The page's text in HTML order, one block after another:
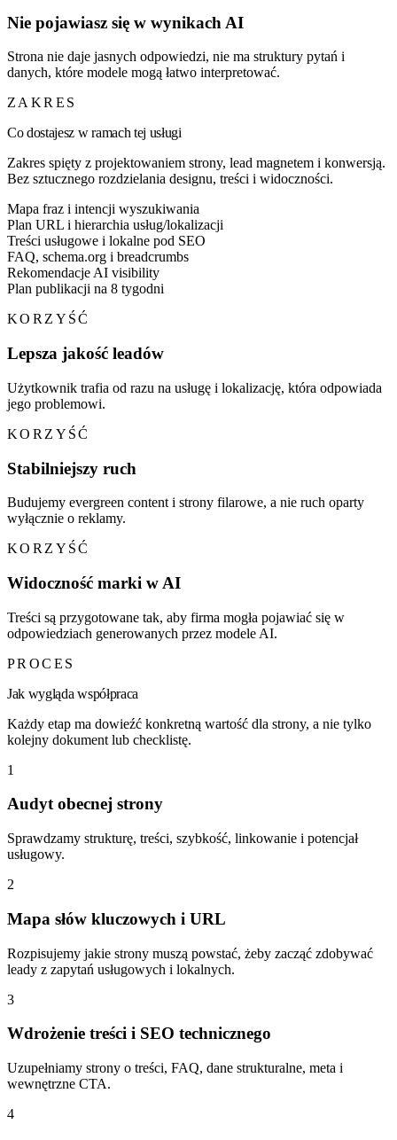
Nie pojawiasz się w wynikach AI
Strona nie daje jasnych odpowiedzi, nie ma struktury pytań i
danych, które modele mogą łatwo interpretować.
ZAKRES
Co dostajesz w ramach tej usługi
Zakres spięty z projektowaniem strony, lead magnetem i konwersją.
Bez sztucznego rozdzielania designu, treści i widoczności.
Mapa fraz i intencji wyszukiwania
Plan URL i hierarchia usług/lokalizacji
Treści usługowe i lokalne pod SEO
FAQ, schema.org i breadcrumbs
Rekomendacje AI visibility
Plan publikacji na 8 tygodni
KORZYŚĆ
Lepsza jakość leadów
Użytkownik trafia od razu na usługę i lokalizację, która odpowiada
jego problemowi.
KORZYŚĆ
Stabilniejszy ruch
Budujemy evergreen content i strony filarowe, a nie ruch oparty
wyłącznie o reklamy.
KORZYŚĆ
Widoczność marki w AI
Treści są przygotowane tak, aby firma mogła pojawiać się w
odpowiedziach generowanych przez modele AI.
PROCES
Jak wygląda współpraca
Każdy etap ma dowieźć konkretną wartość dla strony, a nie tylko
kolejny dokument lub checklistę.
1
Audyt obecnej strony
Sprawdzamy strukturę, treści, szybkość, linkowanie i potencjał
usługowy.
2
Mapa słów kluczowych i URL
Rozpisujemy jakie strony muszą powstać, żeby zacząć zdobywać
leady z zapytań usługowych i lokalnych.
3
Wdrożenie treści i SEO technicznego
Uzupełniamy strony o treści, FAQ, dane strukturalne, meta i
wewnętrzne CTA.
4